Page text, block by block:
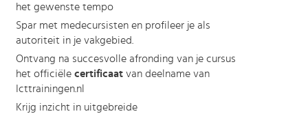
het gewenste tempo
Spar met medecursisten en profileer je als
autoriteit in je vakgebied.
Ontvang na succesvolle afronding van je cursus
het officiële certificaatvan deelname van
Icttrainingen.nl
Krijg inzicht in uitgebreide